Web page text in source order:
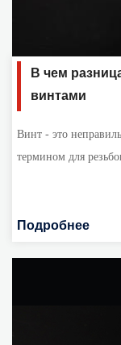
В чем
винтами
Винт - это
термином для
Подробнее